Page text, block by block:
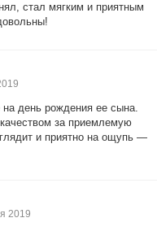
стал мягким и приятным
на день рождения ее сына.
за приемлемую
и приятно на ощупь —
2019